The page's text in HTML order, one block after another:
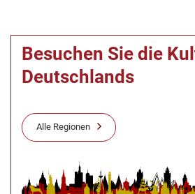
Besuchen Sie die
Deutschlands
Alle Regionen